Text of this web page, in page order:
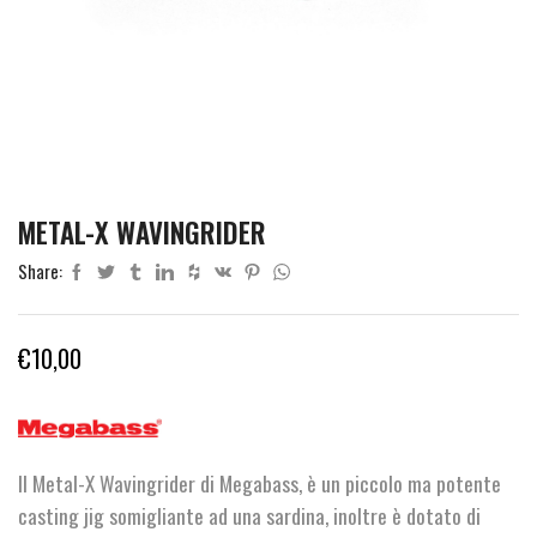
METAL-X WAVINGRIDER
Share:
€10,00
Il Metal-X Wavingrider di Megabass, è un piccolo ma potente
casting jig somigliante ad una sardina, inoltre è dotato di